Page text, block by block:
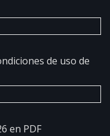
de uso de
en PDF